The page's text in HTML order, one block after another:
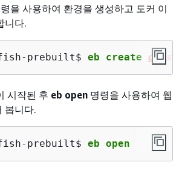
을 사용하여 환경을 생성하고 도커 이
니다.
prebuilt$ eb create
시작된 후 eb open 명령을 사용하여 웹
봅니다.
prebuilt$ eb open